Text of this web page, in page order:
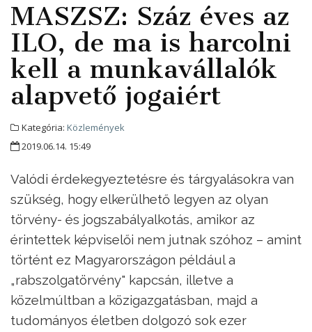
MASZSZ: Száz éves az
ILO, de ma is harcolni
kell a munkavállalók
alapvető jogaiért
Kategória: Közlemények
2019.06.14. 15:49
Valódi érdekegyeztetésre és tárgyalásokra van
szükség, hogy elkerülhető legyen az olyan
törvény- és jogszabályalkotás, amikor az
érintettek képviselői nem jutnak szóhoz – amint
történt ez Magyarországon például a
„rabszolgatörvény" kapcsán, illetve a
közelmúltban a közigazgatásban, majd a
tudományos életben dolgozó sok ezer